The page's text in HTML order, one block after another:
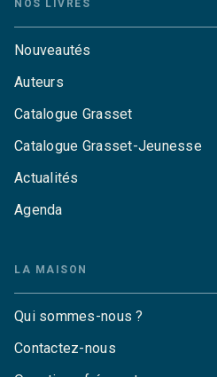
NOS LIVRES
Nouveautés
Auteurs
Catalogue Grasset
Catalogue Grasset-Jeunesse
Actualités
Agenda
LA MAISON
Qui sommes-nous ?
Contactez-nous